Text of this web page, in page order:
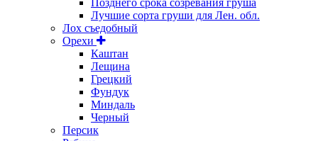
Лучшие сорта груши для Лен. обл.
Лох съедобный
Орехи
Каштан
Лещина
Грецкий
Фундук
Миндаль
Черный
Персик